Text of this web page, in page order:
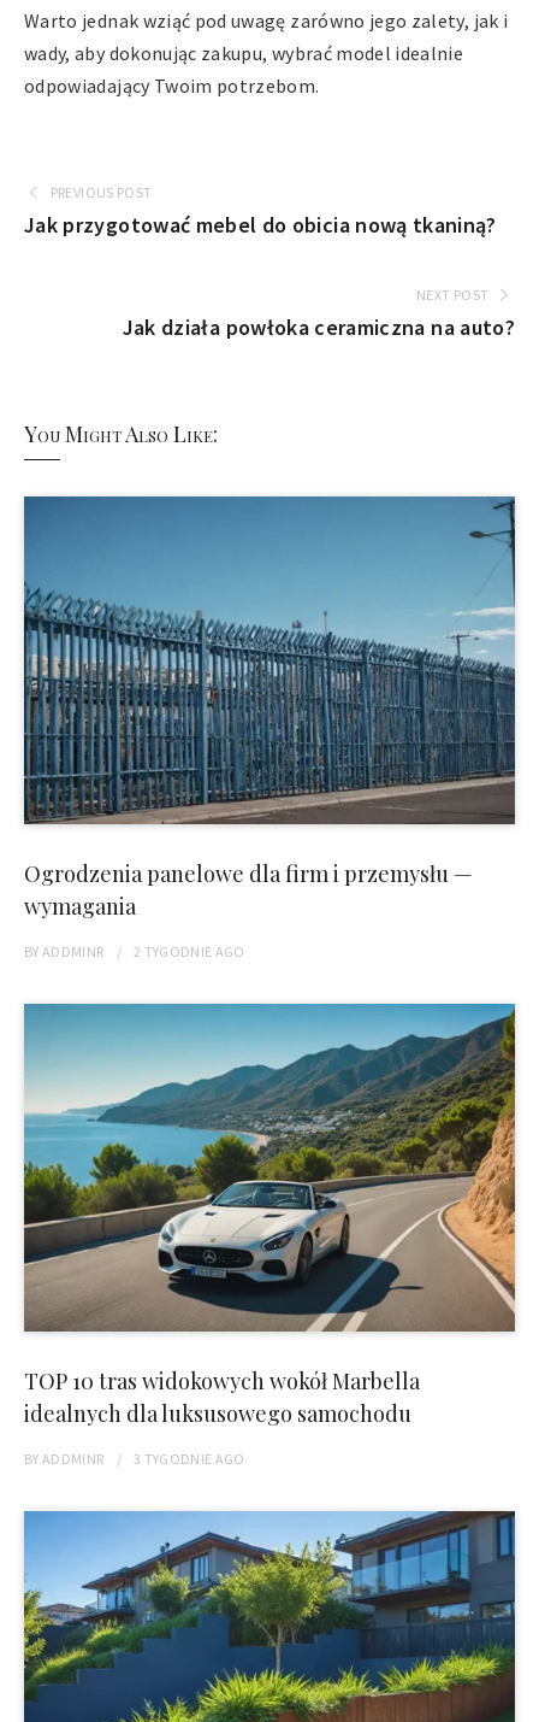
Warto jednak wziąć pod uwagę zarówno jego zalety, jak i
wady, aby dokonując zakupu, wybrać model idealnie
odpowiadający Twoim potrzebom.
PREVIOUS POST
Jak przygotować mebel do obicia nową tkaniną?
NEXT POST
Jak działa powłoka ceramiczna na auto?
You Might Also Like:
Ogrodzenia panelowe dla firm i przemysłu —
wymagania
BYADDMINR 2 TYGODNIE AGO
TOP 10 tras widokowych wokół Marbella
idealnych dla luksusowego samochodu
BYADDMINR 3 TYGODNIE AGO